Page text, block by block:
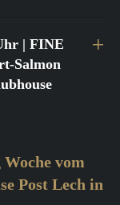
| FINE
Salmon
vom
Post Lech in